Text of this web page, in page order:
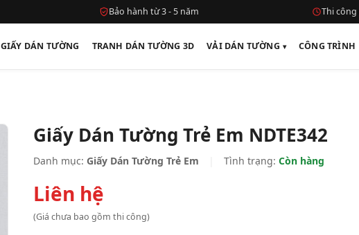
Bảo hành từ 3 - 5 năm Thi
GIẤY DÁN TƯỜNG TRANH DÁN TƯỜNG 3D VẢI DÁN TƯỜNG CÔNG TRÌNH
Giấy Dán Tường Trẻ Em NDTE342
Danh mục: Giấy Dán Tường Trẻ Em Tình trạng: Còn hàng
Liên hệ
(Giá chưa bao gồm thi công)